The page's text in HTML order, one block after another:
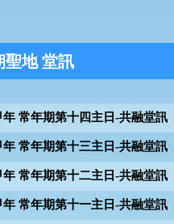
聖地 堂訊
年 常年期第十四主日-共融堂訊
年 常年期第十三主日-共融堂訊
年 常年期第十二主日-共融堂訊
年 常年期第十一主日-共融堂訊